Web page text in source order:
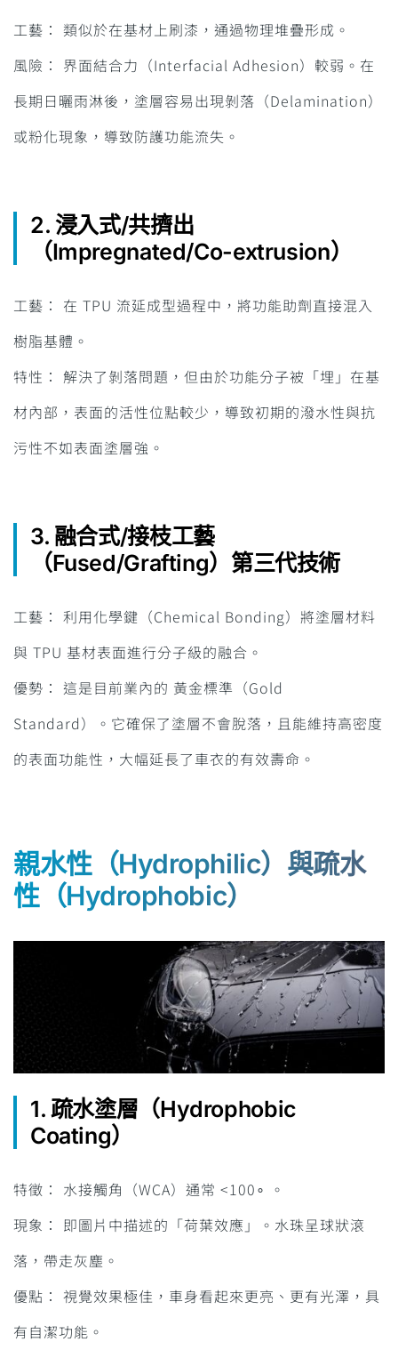
工藝： 類似於在基材上刷漆，通過物理堆疊形成。
風險： 界面結合力（Interfacial Adhesion）較弱。在
長期日曬雨淋後，塗層容易出現剝落（Delamination）
或粉化現象，導致防護功能流失。
2. 浸入式/共擠出
（Impregnated/Co-extrusion）
工藝： 在 TPU 流延成型過程中，將功能助劑直接混入
樹脂基體。
特性： 解決了剝落問題，但由於功能分子被「埋」在基
材內部，表面的活性位點較少，導致初期的潑水性與抗
污性不如表面塗層強。
3. 融合式/接枝工藝
（Fused/Grafting）第三代技術
工藝： 利用化學鍵（Chemical Bonding）將塗層材料
與 TPU 基材表面進行分子級的融合。
優勢： 這是目前業內的 黃金標準（Gold
Standard）。它確保了塗層不會脫落，且能維持高密度
的表面功能性，大幅延長了車衣的有效壽命。
親水性（Hydrophilic）與疏水
性（Hydrophobic）
1. 疏水塗層（Hydrophobic
Coating）
特徵： 水接觸角（WCA）通常 <100∘ 。
現象： 即圖片中描述的「荷葉效應」。水珠呈球狀滾
落，帶走灰塵。
優點： 視覺效果極佳，車身看起來更亮、更有光澤，具
有自潔功能。